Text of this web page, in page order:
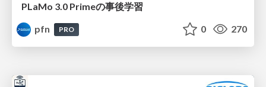
PLaMo 3.0 Primeの事後学習
pfn
PRO 0 270